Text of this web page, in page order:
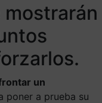
mostrarán
un
poner a prueba su